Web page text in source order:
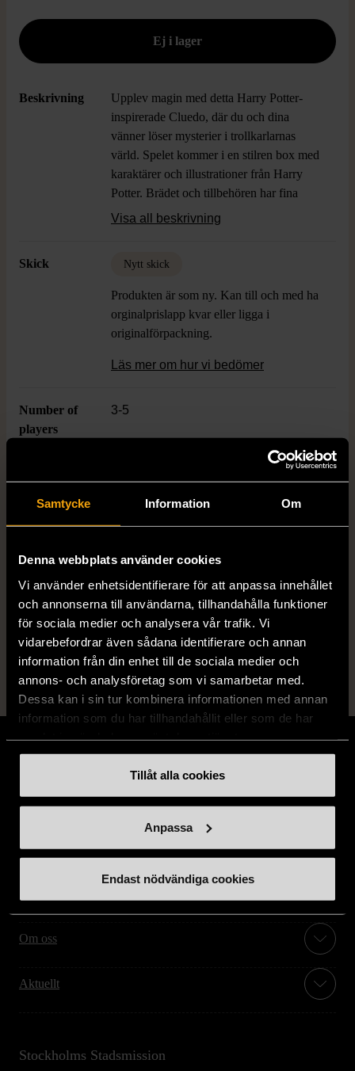
Samtycke Information Om
Denna webbplats använder cookies
Vi använder enhetsidentifierare för att anpassa innehållet
och annonserna till användarna, tillhandahålla funktioner
för sociala medier och analysera vår trafik. Vi
vidarebefordrar även sådana identifierare och annan
information från din enhet till de sociala medier och
annons- och analysföretag som vi samarbetar med.
Dessa kan i sin tur kombinera informationen med annan
information som du har tillhandahållit eller som de har
Tillåt alla cookies
Anpassa
Endast nödvändiga cookies
Beskrivning
Upplev magin med detta Harry Potter-
inspirerade Cluedo, där du och dina
vänner löser mysterier i trollkarlarnas
värld. Spelet kommer i en stilren box med
karaktärer och illustrationer från Harry
Potter. Brädet och tillbehören har fina
detaljer och grafiska inslag som lockar
äventyr, och för en kväll med extra magic
vibe.
Visa all beskrivning
Skick Nytt skick
Produkten är som ny. Kan till och med ha
orginalprislapp kvar eller ligga i
originalförpackning.
Läs mer om hur vi bedömer
Number of
players
3-5
14 dagars ångerrät.
Stöd oss
Hitta till oss
Om oss
Aktuellt
Stockholms Stadsmission